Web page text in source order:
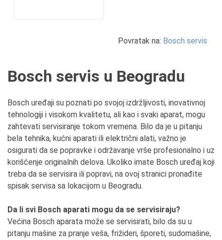
Povratak na: Bosch servis
Bosch servis u Beogradu
Bosch uređaji su poznati po svojoj izdržljivosti, inovativnoj
tehnologiji i visokom kvalitetu, ali kao i svaki aparat, mogu
zahtevati servisiranje tokom vremena. Bilo da je u pitanju
bela tehnika, kućni aparati ili električni alati, važno je
osigurati da se popravke i održavanje vrše profesionalno i uz
korišćenje originalnih delova. Ukoliko imate Bosch uređaj koji
treba da se servisira ili popravi, na ovoj stranici pronađite
spisak servisa sa lokacijom u Beogradu.
Da li svi Bosch aparati mogu da se servisiraju?
Većina Bosch aparata može se servisirati, bilo da su u
pitanju mašine za pranje veša, frižideri, šporeti, sudomašine,